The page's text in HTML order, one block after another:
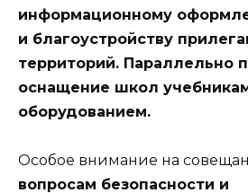
информационному
и благоустройству
территорий. Параллельно
оснащение школ
оборудованием.
Особое внимание на
вопросам безопасности и